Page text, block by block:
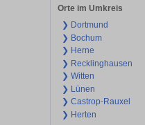
Orte im Umkreis
❯ Dortmund
❯ Bochum
❯ Herne
❯ Recklinghausen
❯ Witten
❯ Lünen
❯ Castrop-Rauxel
❯ Herten